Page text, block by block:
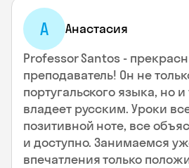
А Анастасия
Professor Santos -
преподаватель! Он не
португальского языка, но
владеет русским. Уроки
позитивной ноте, все
и доступно. Занимаемся
впечатления только